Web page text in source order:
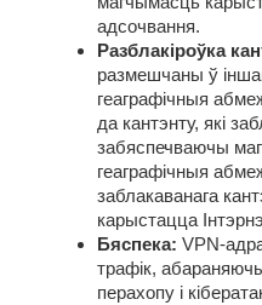
адсочвання.
Разблакіроўка
размешчаны ў
геаграфічныя
да кантэнту, які
забяспечваючы
геаграфічныя
заблакаванага
карыстацца
Бяспека: VPN-
трафік,
перахопу і